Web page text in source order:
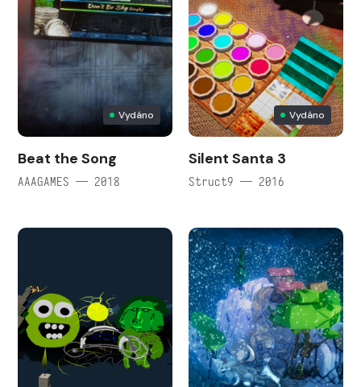
Vydáno
Beat the Song
AAAGAMES — 2018
Vydáno
Silent Santa 3
Struct9 — 2016